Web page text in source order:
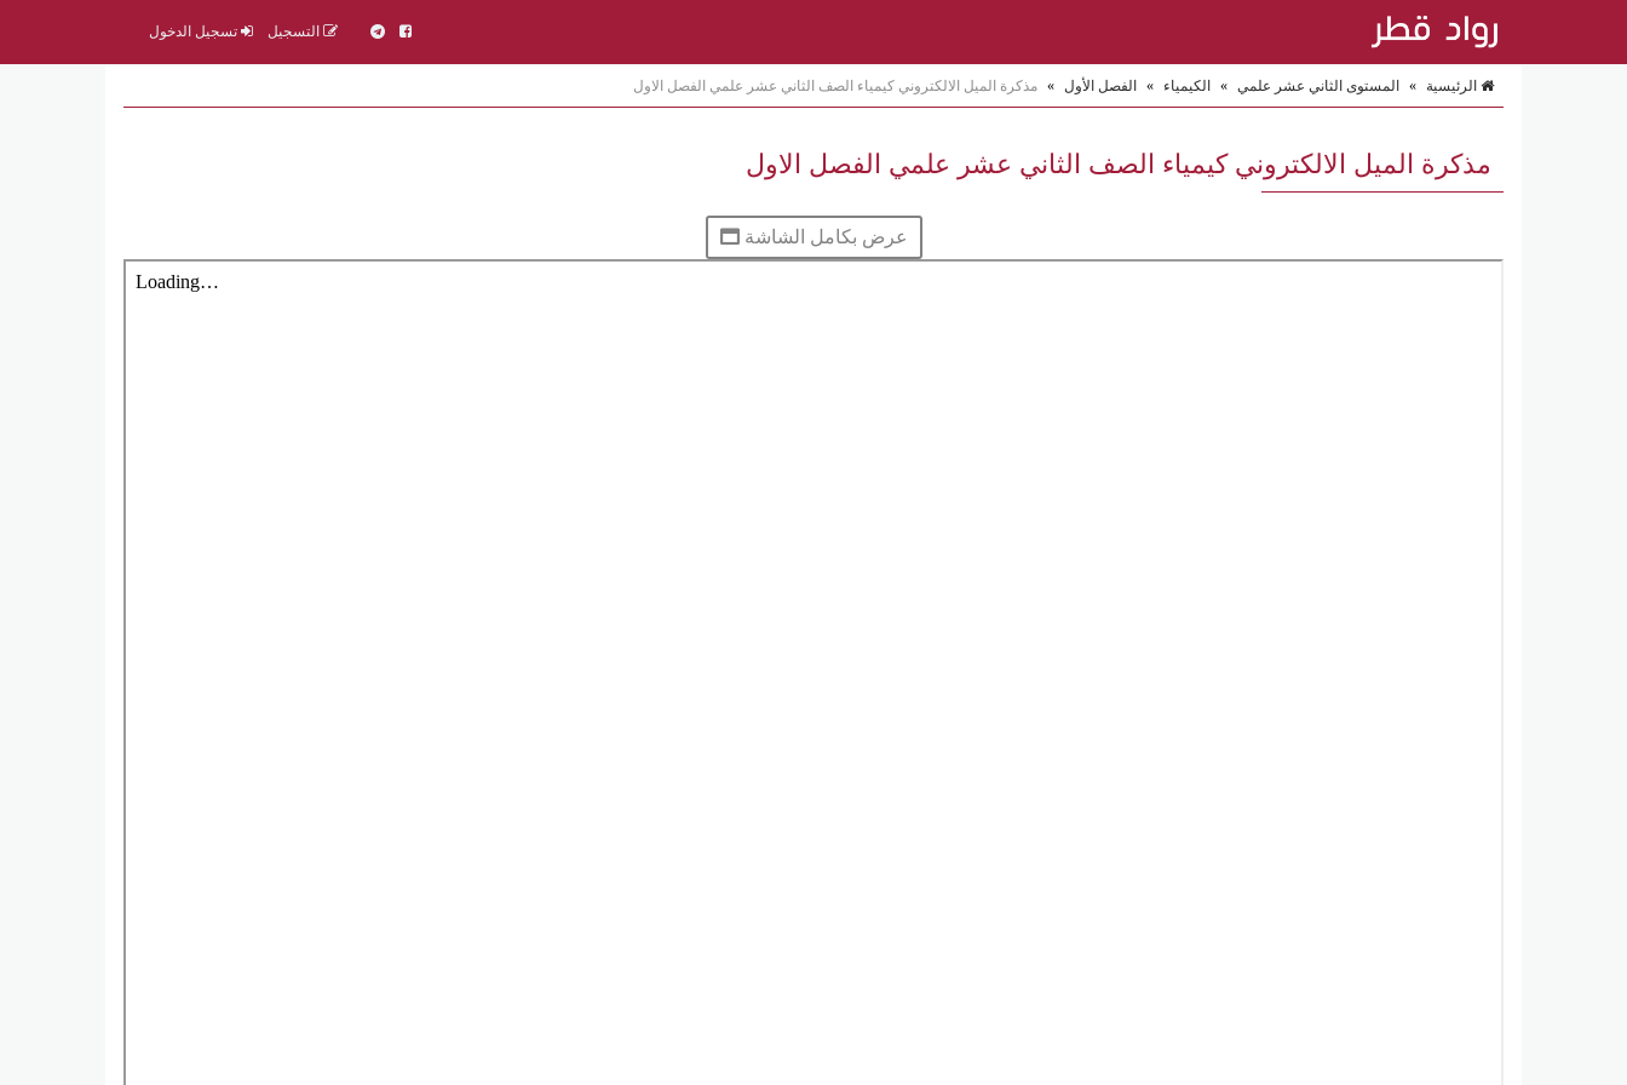
التسجيل تسجيل الدخول
الرئيسية » المستوى الثاني عشر علمي » الكيمياء » الفصل الأول » مذكرة الميل الالكتروني كيمياء الصف الثاني عشر علمي الفصل الاول
مذكرة الميل الالكتروني كيمياء الصف الثاني عشر علمي الفصل الاول
عرض بكامل الشاشة